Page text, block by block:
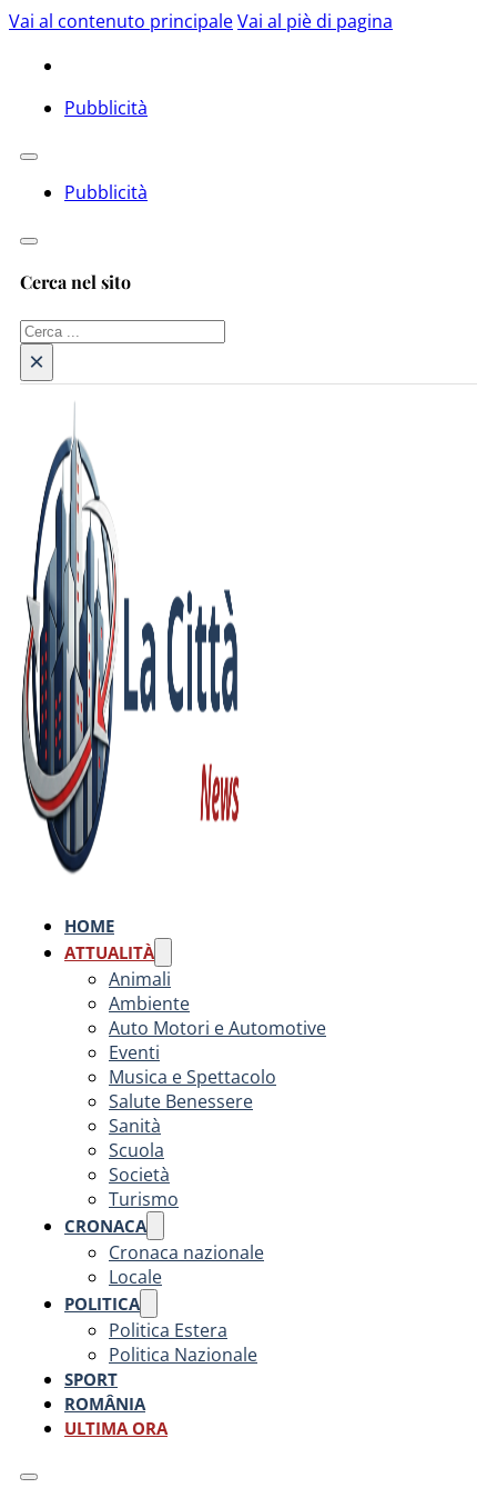
Vai al contenuto principaleVai al piè di pagina
Pubblicità
Pubblicità
Cerca nel sito
Cerca
×
HOME
ATTUALITÀ
Animali
Ambiente
Auto Motori e Automotive
Eventi
Musica e Spettacolo
Salute Benessere
Sanità
Scuola
Società
Turismo
CRONACA
Cronaca nazionale
Locale
POLITICA
Politica Estera
Politica Nazionale
SPORT
ROMÂNIA
ULTIMA ORA